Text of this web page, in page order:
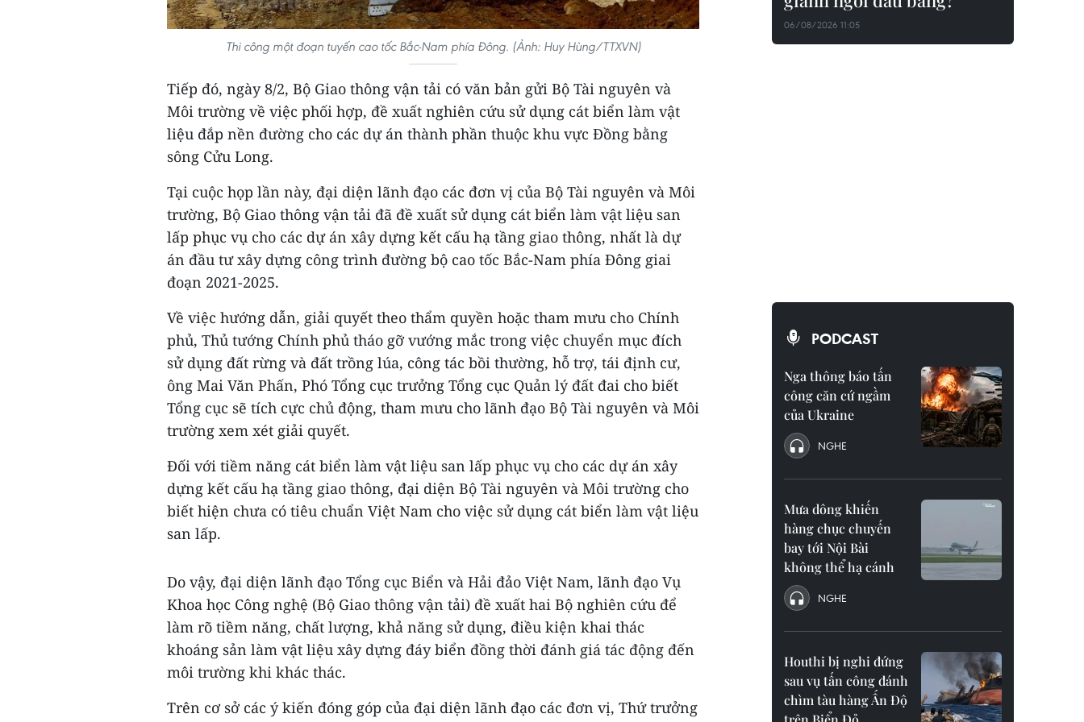
Thi công một đoạn tuyến cao tốc Bắc-Nam phía Đông. (Ảnh: Huy Hùng/TTXVN)
Tiếp đó, ngày 8/2, Bộ Giao thông vận tải có văn bản gửi Bộ Tài nguyên và
Môi trường về việc phối hợp, đề xuất nghiên cứu sử dụng cát biển làm vật
liệu đắp nền đường cho các dự án thành phần thuộc khu vực Đồng bằng
sông Cửu Long.
Tại cuộc họp lần này, đại diện lãnh đạo các đơn vị của Bộ Tài nguyên và Môi
trường, Bộ Giao thông vận tải đã đề xuất sử dụng cát biển làm vật liệu san
lấp phục vụ cho các dự án xây dựng kết cấu hạ tầng giao thông, nhất là dự
án đầu tư xây dựng công trình đường bộ cao tốc Bắc-Nam phía Đông giai
đoạn 2021-2025.
Về việc hướng dẫn, giải quyết theo thẩm quyền hoặc tham mưu cho Chính
phủ, Thủ tướng Chính phủ tháo gỡ vướng mắc trong việc chuyển mục đích
sử dụng đất rừng và đất trồng lúa, công tác bồi thường, hỗ trợ, tái định cư,
ông Mai Văn Phấn, Phó Tổng cục trưởng Tổng cục Quản lý đất đai cho biết
Tổng cục sẽ tích cực chủ động, tham mưu cho lãnh đạo Bộ Tài nguyên và Môi
trường xem xét giải quyết.
Đối với tiềm năng cát biển làm vật liệu san lấp phục vụ cho các dự án xây
dựng kết cấu hạ tầng giao thông, đại diện Bộ Tài nguyên và Môi trường cho
biết hiện chưa có tiêu chuẩn Việt Nam cho việc sử dụng cát biển làm vật liệu
san lấp.
Do vậy, đại diện lãnh đạo Tổng cục Biển và Hải đảo Việt Nam, lãnh đạo Vụ
Khoa học Công nghệ (Bộ Giao thông vận tải) đề xuất hai Bộ nghiên cứu để
làm rõ tiềm năng, chất lượng, khả năng sử dụng, điều kiện khai thác
khoáng sản làm vật liệu xây dựng đáy biển đồng thời đánh giá tác động đến
môi trường khi khác thác.
Trên cơ sở các ý kiến đóng góp của đại diện lãnh đạo các đơn vị, Thứ trưởng
06/08/2026 11:05
PODCAST
Nga thông báo tấn
công căn cứ ngầm
của Ukraine
NGHE
Mưa dông khiến
hàng chục chuyến
bay tới Nội Bài
không thể hạ cánh
NGHE
Houthi bị nghi đứng
sau vụ tấn công đánh
chìm tàu hàng Ấn Độ